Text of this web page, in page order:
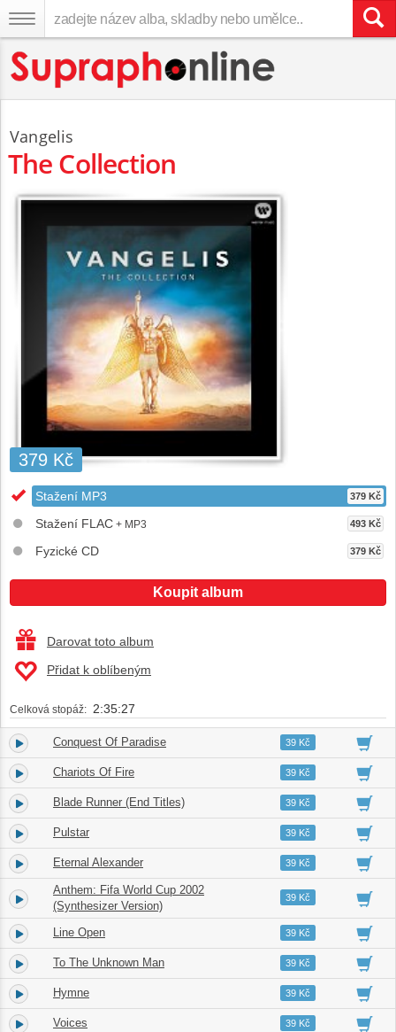
Vangelis
The Collection
379 Kč
Stažení MP3 379 Kč
Stažení FLAC + MP3 493 Kč
Fyzické CD 379 Kč
Koupit album
Darovat toto album
Přidat k oblíbeným
Celková stopáž: 2:35:27
1. Conquest Of Paradise 04:5339 Kč
2. Chariots Of Fire 03:2939 Kč
3. Blade Runner (End Titles) 04:3839 Kč
4. Pulstar 05:4539 Kč
5. Eternal Alexander 04:3539 Kč
6.
Anthem: Fifa World Cup 2002
(Synthesizer Version)
02:5639 Kč
7. Line Open 04:2639 Kč
8. To The Unknown Man 05:4139 Kč
9. Hymne 02:4139 Kč
10. Voices 06:5839 Kč